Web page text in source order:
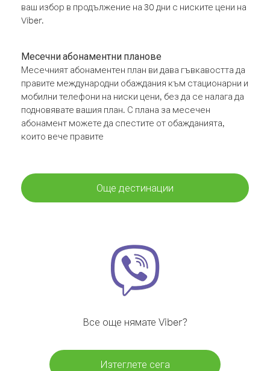
ваш избор в продължение на 30 дни с ниските цени на
Viber.
Месечни абонаментни планове
Месечният абонаментен план ви дава гъвкавостта да
правите международни обаждания към стационарни и
мобилни телефони на ниски цени, без да се налага да
подновявате вашия план. С плана за месечен
абонамент можете да спестите от обажданията,
които вече правите
Още дестинации
Все още нямате Viber?
Изтеглете сега